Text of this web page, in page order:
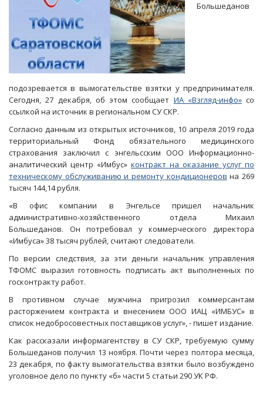
Большеданов
подозревается в вымогательстве взятки у предпринимателя.
Сегодня, 27 декабря, об этом сообщает ИА «Взгляд-инфо»со
ссылкой на источник в региональном СУ СКР.
Согласно данным из открытых источников, 10 апреля 2019 года
территориальный Фонд обязательного медицинского
страхования заключил с энгельсским ООО Информационно-
аналитический центр «Имбус» контракт на оказание услуг по
техническому обслуживанию и ремонту кондиционеров на 269
тысяч 144,14 рубля.
«В офис компании в Энгельсе пришел начальник
административно-хозяйственного отдела Михаил
Большеданов. Он потребовал у коммерческого директора
«Имбуса» 38 тысяч рублей, считают следователи.
По версии следствия, за эти деньги начальник управления
ТФОМС выразил готовность подписать акт выполненных по
госконтракту работ.
В противном случае мужчина пригрозил коммерсантам
расторжением контракта и внесением ООО ИАЦ «ИМБУС» в
список недобросовестных поставщиков услуг», - пишет издание.
Как рассказали информагентству в СУ СКР, требуемую сумму
Большеданов получил 13 ноября. Почти через полтора месяца,
23 декабря, по факту вымогательства взятки было возбуждено
уголовное дело по пункту «б» части 5 статьи 290 УК РФ.